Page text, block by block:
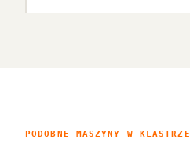
PODOBNE MASZYNY W KLASTRZE